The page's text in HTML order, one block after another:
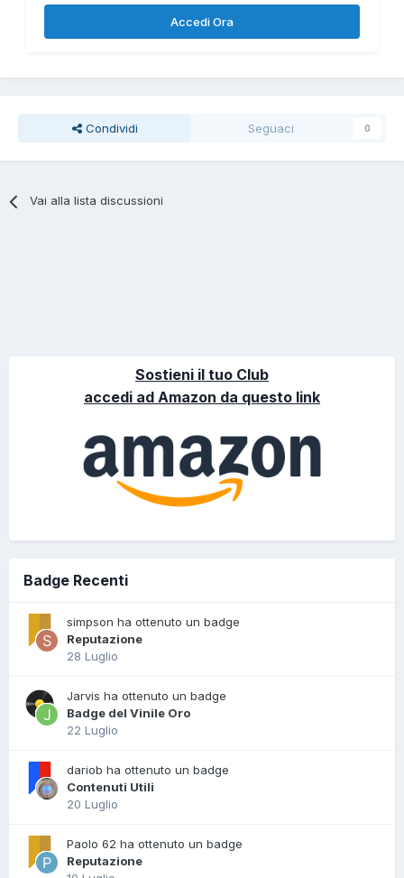
Accedi Ora
Condividi Seguaci 0
Vai alla lista discussioni
Sostieni il tuo Club
accedi ad Amazon da questo link
Badge Recenti
simpson ha ottenuto un badge
Reputazione
28 Luglio
Jarvis ha ottenuto un badge
Badge del Vinile Oro
22 Luglio
dariob ha ottenuto un badge
Contenuti Utili
20 Luglio
Paolo 62 ha ottenuto un badge
Reputazione